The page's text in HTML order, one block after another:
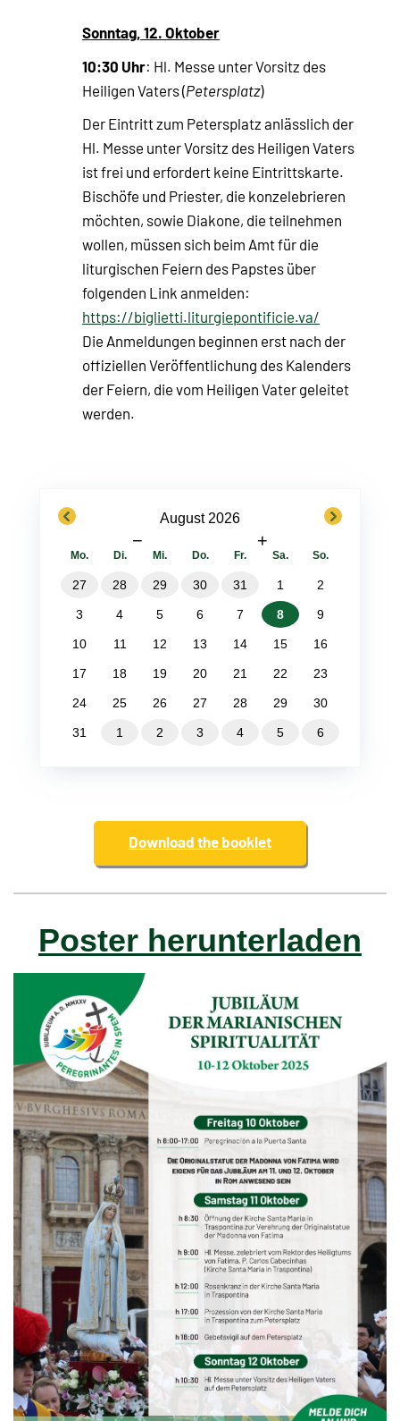
Sonntag, 12. Oktober
10:30 Uhr: Hl. Messe unter Vorsitz des
Heiligen Vaters (Petersplatz)
Der Eintritt zum Petersplatz anlässlich der
Hl. Messe unter Vorsitz des Heiligen Vaters
ist frei und erfordert keine Eintrittskarte.
Bischöfe und Priester, die konzelebrieren
möchten, sowie Diakone, die teilnehmen
wollen, müssen sich beim Amt für die
liturgischen Feiern des Papstes über
folgenden Link anmelden:
https://biglietti.liturgiepontificie.va/
Die Anmeldungen beginnen erst nach der
offiziellen Veröffentlichung des Kalenders
der Feiern, die vom Heiligen Vater geleitet
werden.
previous August 2026
− +
next
Mo. Di. Mi. Do. Fr. Sa. So.
27 28 29 30 31 1 2
3 4 5 6 7 8 9
10 11 12 13 14 15 16
17 18 19 20 21 22 23
24 25 26 27 28 29 30
31 1 2 3 4 5 6
Download the booklet
Poster herunterladen